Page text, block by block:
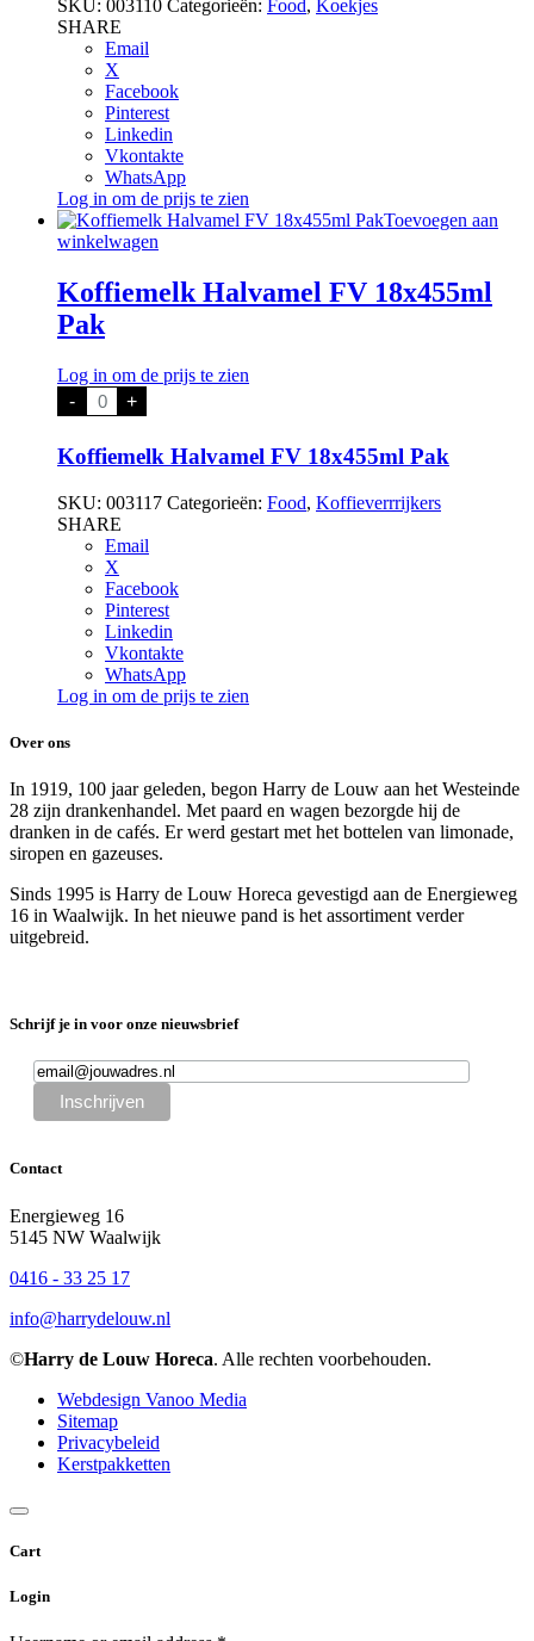
SKU: 003110 Categorieën: Food, Koekjes
SHARE
Email
X
Facebook
Pinterest
Linkedin
Vkontakte
WhatsApp
Log in om de prijs te zien
Toevoegen aan
winkelwagen
Koffiemelk Halvamel FV 18x455ml
Pak
Log in om de prijs te zien
- Koffiemelk
Halvamel
18x455ml
Pak
+
Koffiemelk Halvamel FV 18x455ml Pak
SKU: 003117 Categorieën: Food, Koffieverrrijkers
SHARE
Email
X
Facebook
Pinterest
Linkedin
Vkontakte
WhatsApp
Log in om de prijs te zien
Over ons
In 1919, 100 jaar geleden, begon Harry de Louw aan het Westeinde
28 zijn drankenhandel. Met paard en wagen bezorgde hij de
dranken in de cafés. Er werd gestart met het bottelen van limonade,
siropen en gazeuses.
Sinds 1995 is Harry de Louw Horeca gevestigd aan de Energieweg
16 in Waalwijk. In het nieuwe pand is het assortiment verder
uitgebreid.
Schrijf je in voor onze nieuwsbrief
Contact
Energieweg 16
5145 NW Waalwijk
0416 - 33 25 17
info@harrydelouw.nl
©Harry de Louw Horeca. Alle rechten voorbehouden.
Webdesign Vanoo Media
Sitemap
Privacybeleid
Kerstpakketten
Cart
Login